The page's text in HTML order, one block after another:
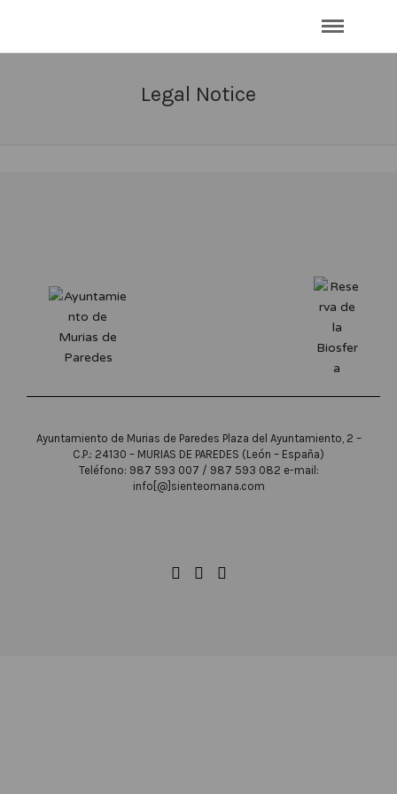
Legal Notice
Ayuntamiento de Murias de Paredes Plaza del Ayuntamiento, 2 –
C.P.: 24130 – MURIAS DE PAREDES (León – España)
Teléfono: 987 593 007 / 987 593 082 e-mail:
info[@]sienteomana.com